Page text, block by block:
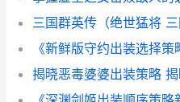
三国群英传（绝世猛将
揭晓恶毒婆婆出装策略